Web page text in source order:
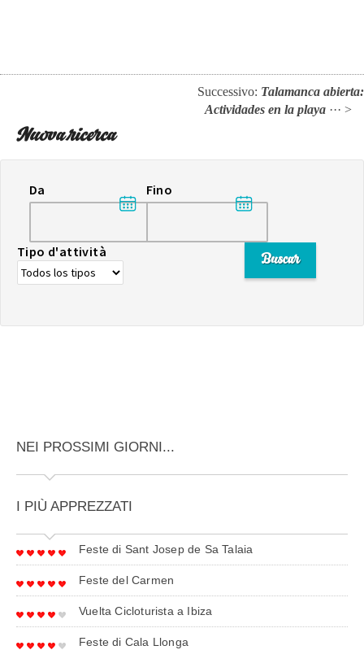
Successivo: Talamanca abierta:
Actividades en la playa ··· >
Nuova ricerca
Da Fino
Tipo d'attività
NEI PROSSIMI GIORNI...
I PIÙ APPREZZATI
Feste di Sant Josep de Sa Talaia
Feste del Carmen
Vuelta Cicloturista a Ibiza
Feste di Cala Llonga